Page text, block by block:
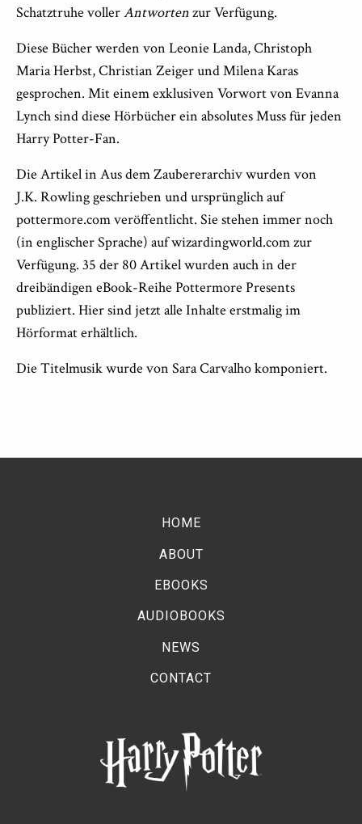
Schatztruhe vollerAntwortenzur Verfügung.
Diese Bücher werden von Leonie Landa, Christoph
Maria Herbst, Christian Zeiger und Milena Karas
gesprochen. Mit einem exklusiven Vorwort von Evanna
Lynch sind diese Hörbücher ein absolutes Muss für jeden
Harry Potter-Fan.
Die Artikel in Aus dem Zaubererarchiv wurden von
J.K. Rowling geschrieben und ursprünglich auf
pottermore.com veröffentlicht. Sie stehen immer noch
(in englischer Sprache) auf wizardingworld.com zur
Verfügung. 35 der 80 Artikel wurden auch in der
dreibändigen eBook-Reihe Pottermore Presents
publiziert. Hier sind jetzt alle Inhalte erstmalig im
Hörformat erhältlich.
Die Titelmusik wurde von Sara Carvalho komponiert.
HOME
ABOUT
EBOOKS
AUDIOBOOKS
NEWS
CONTACT